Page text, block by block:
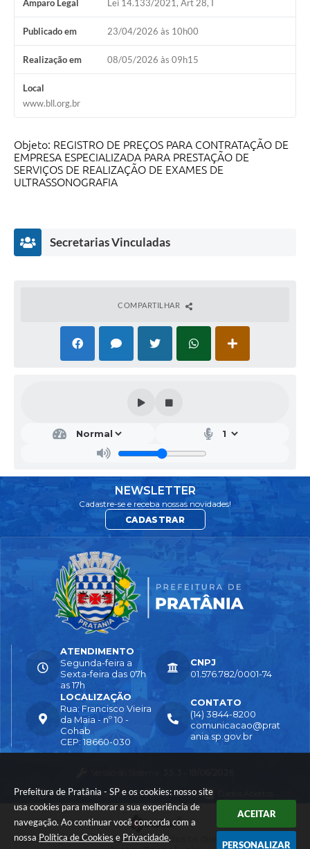
Prefeitura de Pratânia - SP e os cookies: nosso site
usa cookies para melhorar a sua experiência de
navegação. Ao continuar você concorda com a
nossa Política de Cookies e Privacidade.
ACEITAR
PERSONALIZAR
Amparo Legal Lei 14.133/2021, Art 28, I
Publicado em 23/04/2026 às 10h00
Realização em 08/05/2026 às 09h15
Local
www.bll.org.br
Objeto: REGISTRO DE PREÇOS PARA CONTRATAÇÃO DE
EMPRESA ESPECIALIZADA PARA PRESTAÇÃO DE
SERVIÇOS DE REALIZAÇÃO DE EXAMES DE
ULTRASSONOGRAFIA
Secretarias Vinculadas
ETO
DE
LA
CLA
GAL
HÃE
COMPARTILHAR
NEWSLETTER
Cadastre-se e receba nossas novidades!
CADASTRAR
LOCALIZAÇÃO
Rua: Francisco Vieira
da Maia - nº 10 -
Cohab
CEP: 18660-030
CONTATO
(14) 3844-8200
comunicacao@prat
ania.sp.gov.br
ATENDIMENTO
Segunda-feira a
Sexta-feira das 07h
as 17h
CNPJ
01.576.782/0001-74
Portal atualizado em:04/08/2026 16:55
© Copyright Instar - 2006-2026. Todos os direitos reservados -